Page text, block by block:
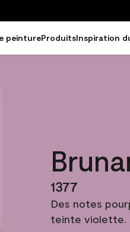
peintureProduitsInspiration
1377
Des notes
teinte violette.